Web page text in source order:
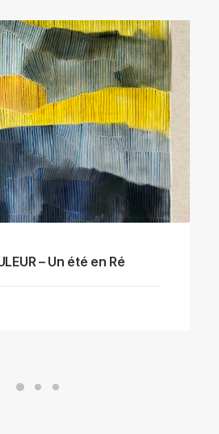
– Un été en Ré